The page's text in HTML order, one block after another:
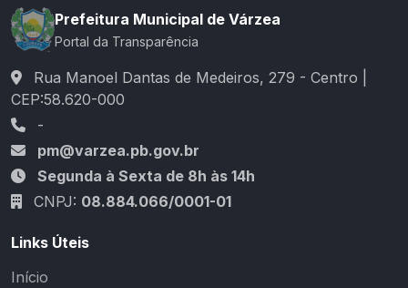
Prefeitura Municipal de Várzea
Portal da Transparência
Rua Manoel Dantas de Medeiros, 279 - Centro |
CEP:58.620-000
-
pm@varzea.pb.gov.br
Segunda à Sexta de 8h às 14h
CNPJ: 08.884.066/0001-01
Links Úteis
Início